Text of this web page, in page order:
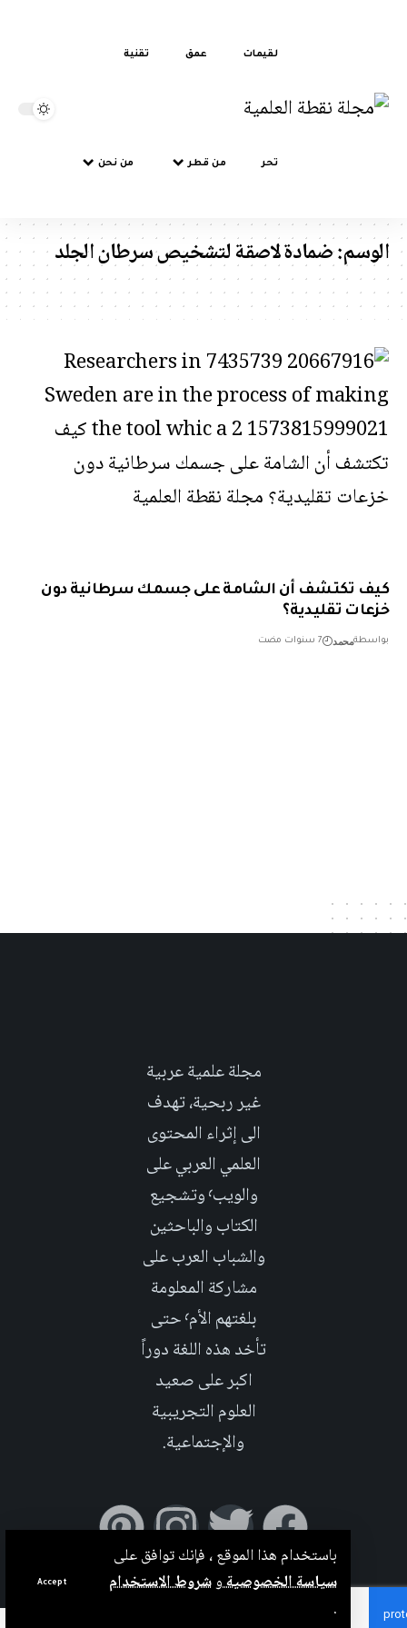
باستخدام هذا الموقع ، فإنك توافق على
سياسة الخصوصيةوشروط الاستخدام
عمق تقنية
من قطر
ضمادة لاصقة لتشخيص سرطان الجلد
تكتشف أن الشامة على جسمك سرطانية دون
تقليدية؟
محمد 7 سنوات مضت
مجلة علمية عربية
غير ربحية، تهدف
الى إثراء المحتوى
العلمي العربي على
والويب٬ وتشجيع
الكتاب والباحثين
والشباب العرب على
مشاركة المعلومة
بلغتهم الأم٬ حتى
تأخد هذه اللغة دوراً
اكبر على صعيد
العلوم التجريبية
والإجتماعية.